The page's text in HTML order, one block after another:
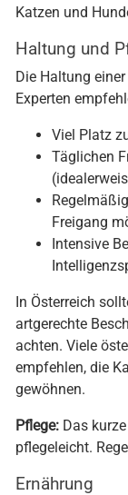
Katzen und
Haltung und
Die Haltung
Experten
Viel Platz
Täglichen
Freigang
Intensive
In Österreich
artgerechte
achten. Viele
empfehlen, die
gewöhnen.
Pflege: Das
pflegeleicht.
Ernährung